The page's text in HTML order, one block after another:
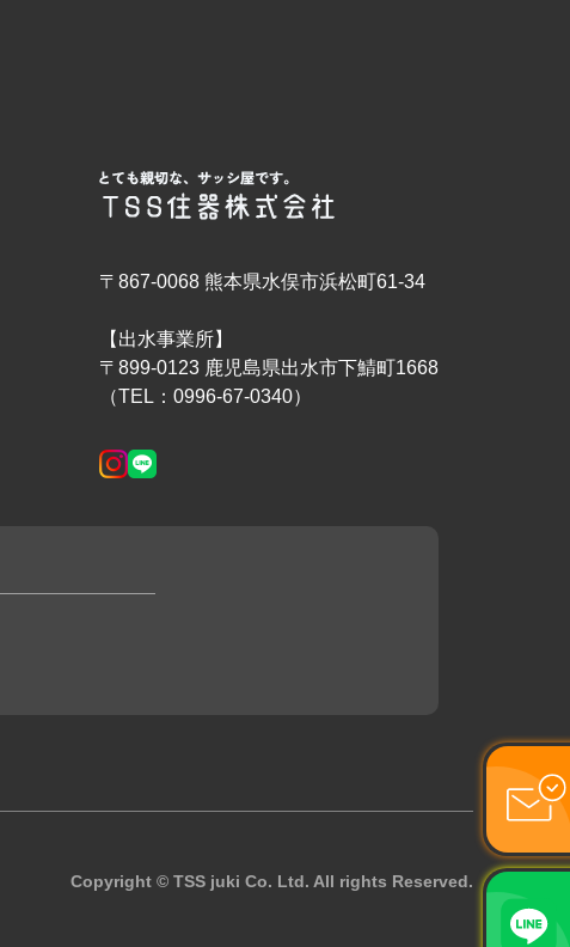
〒867-0068 熊本県水俣市浜松町61-34
【出水事業所】
〒899-0123 鹿児島県出水市下鯖町1668
（TEL：0996-67-0340）
Copyright © TSS juki Co. Ltd. All rights Reserved.